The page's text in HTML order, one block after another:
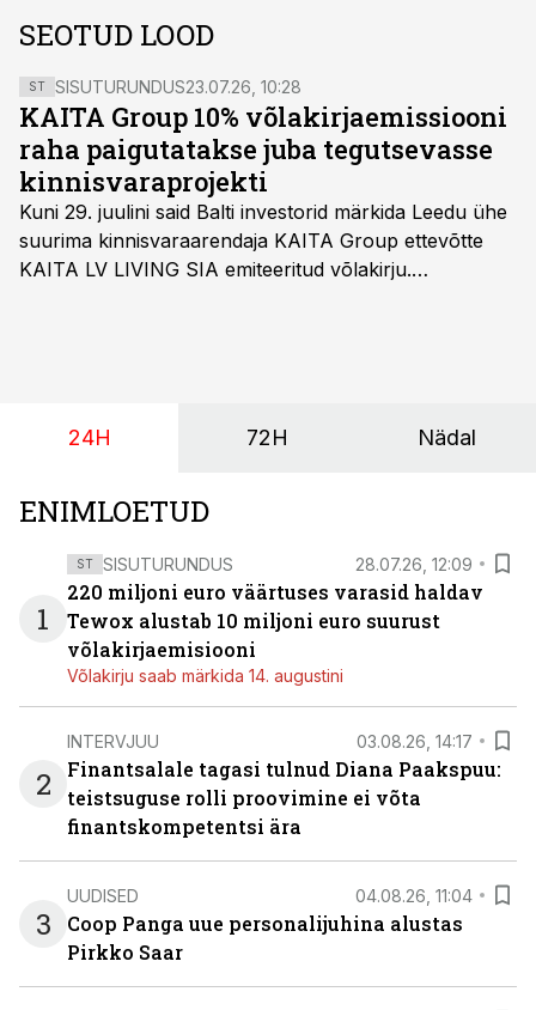
SEOTUD LOOD
ST SISUTURUNDUS23.07.26, 10:28
KAITA Group 10% võlakirjaemissiooni
raha paigutatakse juba tegutsevasse
kinnisvaraprojekti
Kuni 29. juulini said Balti investorid märkida Leedu ühe
suurima kinnisvaraarendaja KAITA Group ettevõtte
KAITA LV LIVING SIA emiteeritud võlakirju.
24H 72H Nädal
ENIMLOETUD
1
ST SISUTURUNDUS 28.07.26, 12:09
220 miljoni euro väärtuses varasid haldav
Tewox alustab 10 miljoni euro suurust
võlakirjaemisiooni
Võlakirju saab märkida 14. augustini
2
INTERVJUU 03.08.26, 14:17
Finantsalale tagasi tulnud Diana Paakspuu:
teistsuguse rolli proovimine ei võta
finantskompetentsi ära
3
UUDISED 04.08.26, 11:04
Coop Panga uue personalijuhina alustas
Pirkko Saar